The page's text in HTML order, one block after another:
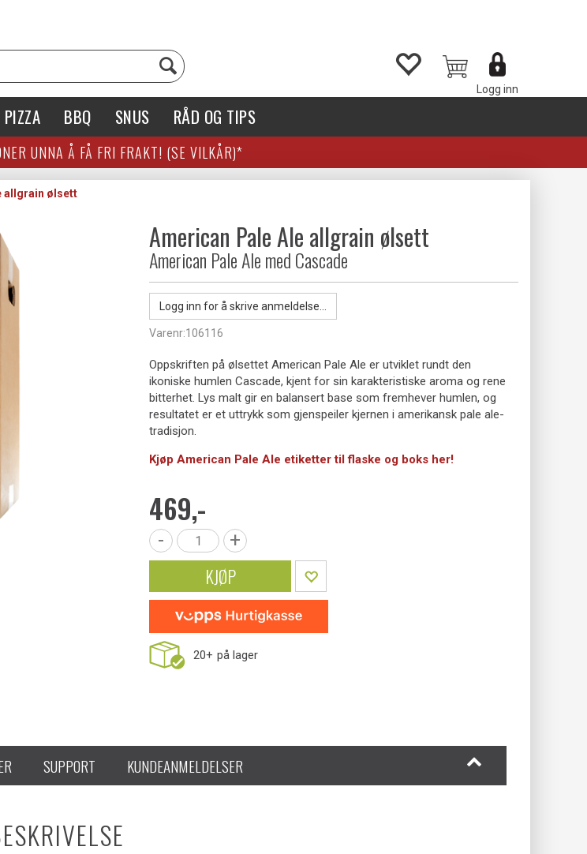
Logg inn
PIZZA BBQ SNUS RÅD OG TIPS
UNNA Å FÅ FRI FRAKT! (SE VILKÅR)*
allgrain ølsett
American Pale Ale allgrain ølsett
American Pale Ale med Cascade
Logg inn for å skrive anmeldelse...
Varenr:106116
Oppskriften på ølsettet American Pale Ale er utviklet rundt den
ikoniske humlen Cascade, kjent for sin karakteristiske aroma og rene
bitterhet. Lys malt gir en balansert base som fremhever humlen, og
resultatet er et uttrykk som gjenspeiler kjernen i amerikansk pale ale-
tradisjon.
Kjøp American Pale Ale etiketter til flaske og boks her!
469,-
- +
KJØP
20+ på lager
SUPPORT KUNDEANMELDELSER